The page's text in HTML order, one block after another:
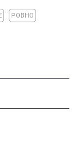
РОВНО